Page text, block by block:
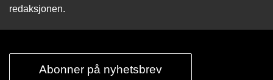
redaksjonen.
Abonner på nyhetsbrev